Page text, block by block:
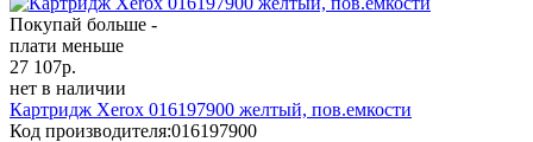
Покупай больше -
плати меньше
27 107р.
нет в наличии
Картридж Xerox 016197900 желтый, пов.емкости
Код производителя:016197900